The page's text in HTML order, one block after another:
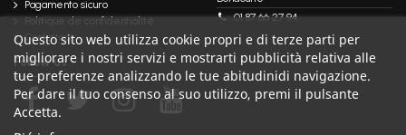
Pagamento sicuro
Politique de confidentialité
Contattaci
01 87 66 27 94
Questo sito web utilizza cookie propri e di terze parti per
migliorare i nostri servizi e mostrarti pubblicità relativa alle
tue preferenze analizzando le tue abitudinidi navigazione.
Per dare il tuo consenso al suo utilizzo, premi il pulsante
Accetta.
Follow us